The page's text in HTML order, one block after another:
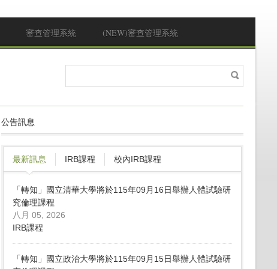
審查管理系統 (NEW)審查管理系統
搜尋表單
搜
尋
公告訊息
最新訊息 IRB課程 校內IRB課程
「轉知」國立清華大學將於115年09月16日舉辦人體試驗研
究倫理課程
八月 05, 2026
IRB課程
「轉知」國立政治大學將於115年09月15日舉辦人體試驗研